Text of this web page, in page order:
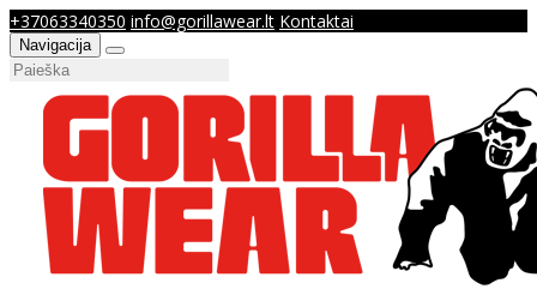
+37063340350 info@gorillawear.lt Kontaktai
Navigacija